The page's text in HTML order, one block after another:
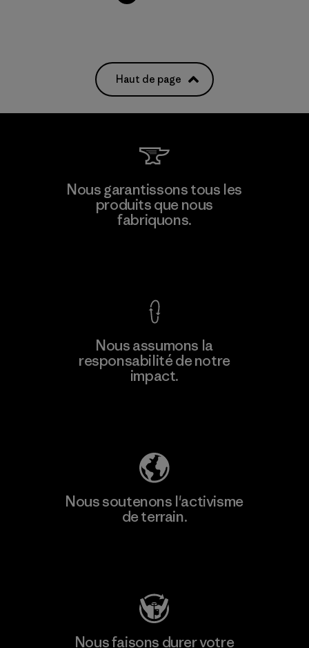
Haut de page
Nous garantissons tous les
produits que nous
fabriquons.
Nous assumons la
responsabilité de notre
impact.
Nous soutenons l'activisme
de terrain.
Nous faisons durer votre